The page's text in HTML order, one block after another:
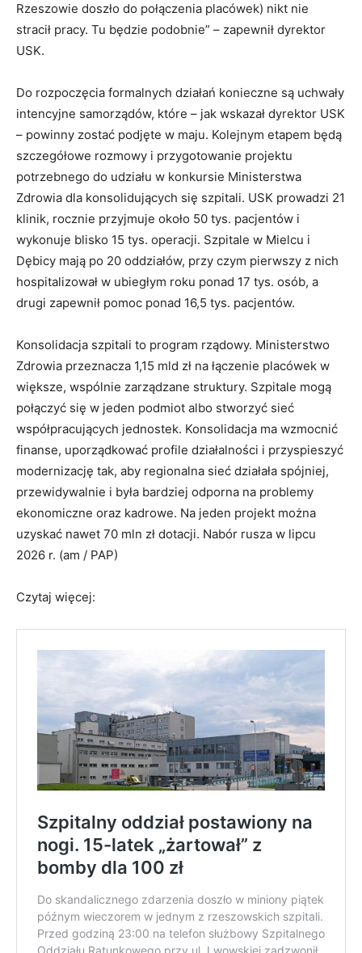
Rzeszowie doszło do połączenia placówek) nikt nie
stracił pracy. Tu będzie podobnie” – zapewnił dyrektor
USK.
Do rozpoczęcia formalnych działań konieczne są uchwały
intencyjne samorządów, które – jak wskazał dyrektor USK
– powinny zostać podjęte w maju. Kolejnym etapem będą
szczegółowe rozmowy i przygotowanie projektu
potrzebnego do udziału w konkursie Ministerstwa
Zdrowia dla konsolidujących się szpitali. USK prowadzi 21
klinik, rocznie przyjmuje około 50 tys. pacjentów i
wykonuje blisko 15 tys. operacji. Szpitale w Mielcu i
Dębicy mają po 20 oddziałów, przy czym pierwszy z nich
hospitalizował w ubiegłym roku ponad 17 tys. osób, a
drugi zapewnił pomoc ponad 16,5 tys. pacjentów.
Konsolidacja szpitali to program rządowy. Ministerstwo
Zdrowia przeznacza 1,15 mld zł na łączenie placówek w
większe, wspólnie zarządzane struktury. Szpitale mogą
połączyć się w jeden podmiot albo stworzyć sieć
współpracujących jednostek. Konsolidacja ma wzmocnić
finanse, uporządkować profile działalności i przyspieszyć
modernizację tak, aby regionalna sieć działała spójniej,
przewidywalnie i była bardziej odporna na problemy
ekonomiczne oraz kadrowe. Na jeden projekt można
uzyskać nawet 70 mln zł dotacji. Nabór rusza w lipcu
2026 r. (am / PAP)
Czytaj więcej: